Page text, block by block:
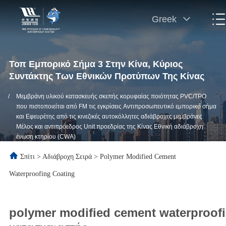
Greek
Τοπ Εμπορικό Σήμα 3 Στην Κίνα, Κύριος
Συντάκτης Των Εθνικών Προτύπων Της Κίνας
/
Μεμβράνη υλικού κατασκευής σκεπής κορυφαίας ποιότητας PVC/TPO
που πιστοποιείται από FM τις εγκρίσεις Αντιπροσωπευτικό εμπορικό σήμα
και Εφευρέτης από τις κινεζικές αυτοκόλλητες αδιάβροχες μεμβράνες
Μέλος και αντιπρόεδρος Unit προεδρίας της Κίνας Εθνική αδιάβροχη
ένωση κτηρίου (CWA)
Σπίτι > Αδιάβροχη Σειρά > Polymer Modified Cement
Waterproofing Coating
polymer modified cement